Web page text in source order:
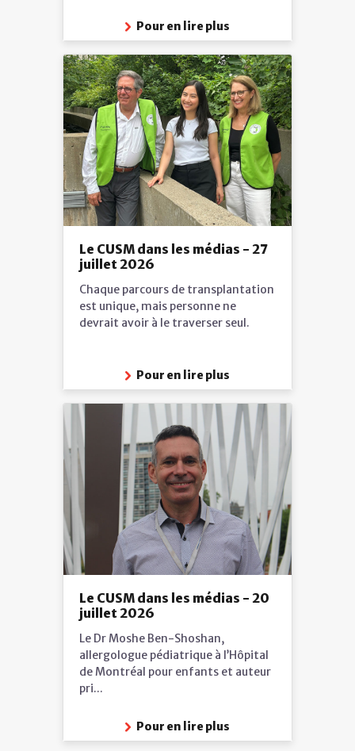
Pour en lire plus
Le CUSM dans les médias - 27
juillet 2026
Chaque parcours de transplantation
est unique, mais personne ne
devrait avoir à le traverser seul.
Pour en lire plus
Le CUSM dans les médias - 20
juillet 2026
Le Dr Moshe Ben-Shoshan,
allergologue pédiatrique à l’Hôpital
de Montréal pour enfants et auteur
pri...
Pour en lire plus